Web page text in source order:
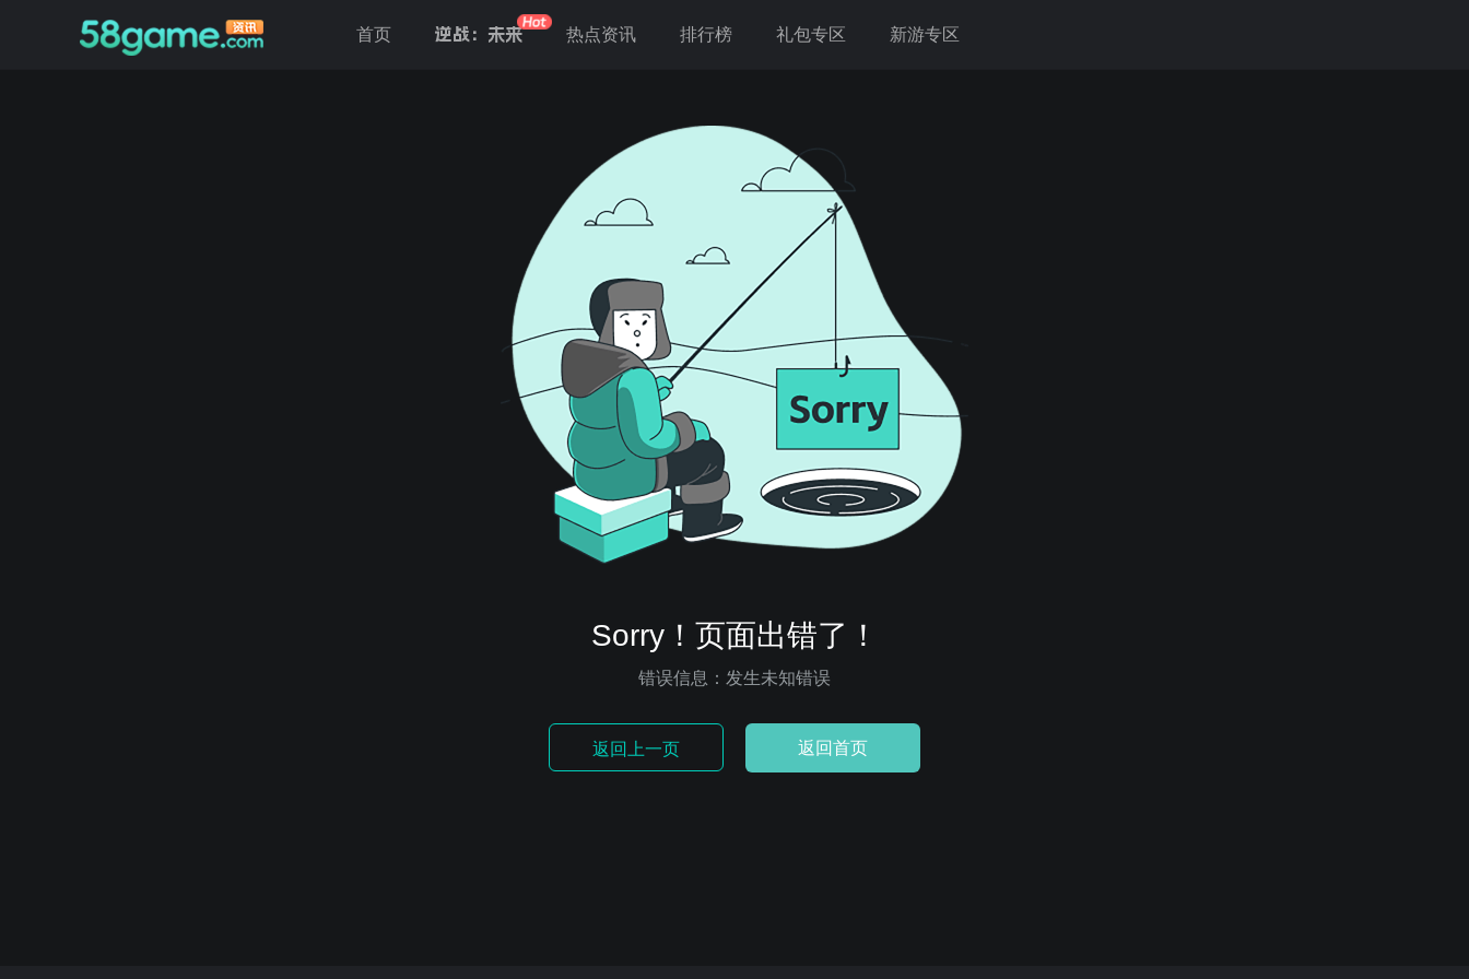
首页 逆战：未来 热点资讯 排行榜 礼包专区 新游专区
Sorry！页面出错了！
错误信息：发生未知错误
返回上一页 返回首页